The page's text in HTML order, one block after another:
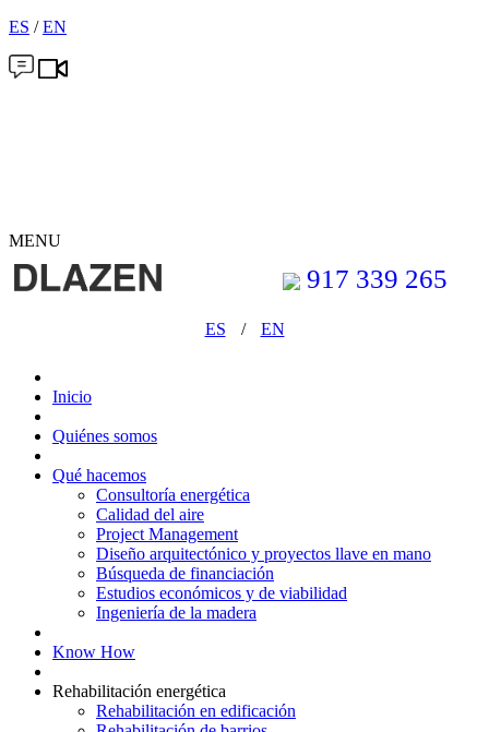
ES /EN
MENU
917 339 265
ES / EN
Inicio
Quiénes somos
Qué hacemos
Consultoría energética
Calidad del aire
Project Management
Diseño arquitectónico y proyectos llave en mano
Búsqueda de financiación
Estudios económicos y de viabilidad
Ingeniería de la madera
Know How
Rehabilitación energética
Rehabilitación en edificación